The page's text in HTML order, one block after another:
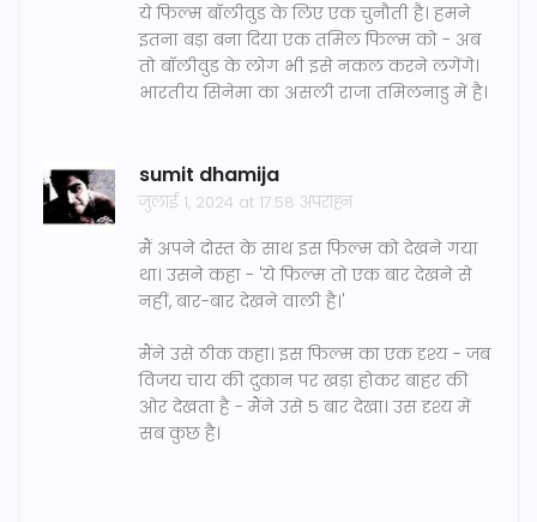
ये फिल्म बॉलीवुड के लिए एक चुनौती है। हमने
इतना बड़ा बना दिया एक तमिल फिल्म को - अब
तो बॉलीवुड के लोग भी इसे नकल करने लगेंगे।
भारतीय सिनेमा का असली राजा तमिलनाडु में है।
sumit dhamija
जुलाई 1, 2024 at 17:58 अपराह्न
मैं अपने दोस्त के साथ इस फिल्म को देखने गया
था। उसने कहा - 'ये फिल्म तो एक बार देखने से
नहीं, बार-बार देखने वाली है।'
मैंने उसे ठीक कहा। इस फिल्म का एक दृश्य - जब
विजय चाय की दुकान पर खड़ा होकर बाहर की
ओर देखता है - मैंने उसे 5 बार देखा। उस दृश्य में
सब कुछ है।